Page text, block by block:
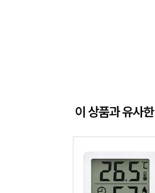
이 상품과 유사한